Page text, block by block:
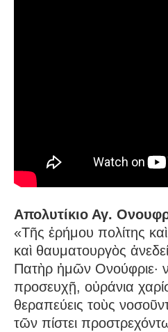
Απολυτίκιο Αγ.
«Τῆς ἐρήμου πολίτης
καὶ θαυματουργὸς
Πατὴρ ἡμῶν Ονούφριε·
προσευχῇ, οὐράνια
θεραπεύεις τοὺς
τῶν πίστει